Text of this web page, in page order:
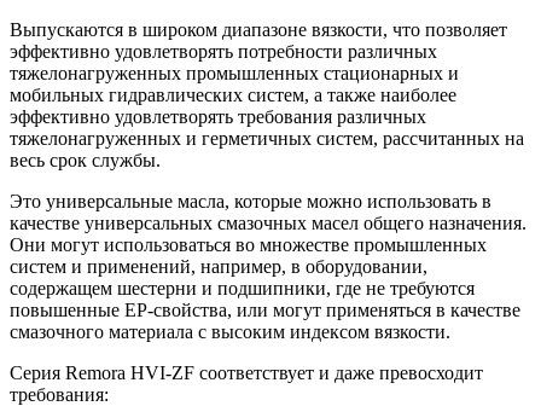
Выпускаются в широком диапазоне вязкости, что позволяет
эффективно удовлетворять потребности различных
тяжелонагруженных промышленных стационарных и
мобильных гидравлических систем, а также наиболее
эффективно удовлетворять требования различных
тяжелонагруженных и герметичных систем, рассчитанных на
весь срок службы.
Это универсальные масла, которые можно использовать в
качестве универсальных смазочных масел общего назначения.
Они могут использоваться во множестве промышленных
систем и применений, например, в оборудовании,
содержащем шестерни и подшипники, где не требуются
повышенные EP-свойства, или могут применяться в качестве
смазочного материала с высоким индексом вязкости.
Серия Remora HVI-ZF соответствует и даже превосходит
требования: